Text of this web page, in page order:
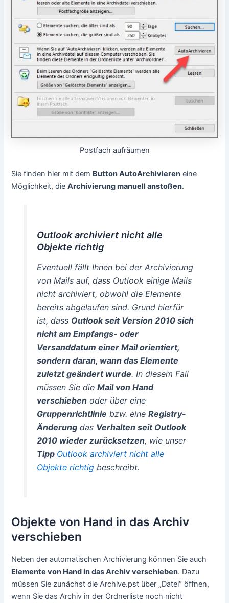
Postfach aufräumen
Sie finden hier mit dem Button AutoArchivieren eine
Möglichkeit, dieArchivierung manuell anstoßen.
Outlook archiviert nicht alle
Objekte richtig
Eventuell fällt Ihnen bei der Archivierung
von Mails auf, dass Outlook einige Mails
nicht archiviert, obwohl die Elemente
bereits abgelaufen sind. Grund hierfür
ist, dass Outlook seit Version 2010 sich
nicht am Empfangs- oder
Versanddatum einer Mail orientiert,
sondern daran, wann das Elemente
zuletzt geändert wurde. In diesem Fall
müssen Sie die Mail von Hand
verschiebenoder über eine
Gruppenrichtlinie bzw. eine Registry-
Änderungdas Verhalten seit Outlook
2010 wieder zurücksetzen, wie unser
Tipp Outlook archiviert nicht alle
Objekte richtigbeschreibt.
Objekte von Hand in das Archiv
verschieben
Neben der automatischen Archivierung können Sie auch
Elemente von Hand in das Archiv verschieben. Dazu
müssen Sie zunächst die Archive.pst über „Datei“ öffnen,
wenn Sie das Archiv in der Ordnerliste noch nicht